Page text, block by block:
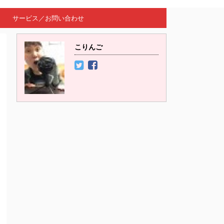
サービス／お問い合わせ
こりんご